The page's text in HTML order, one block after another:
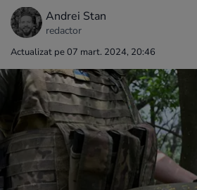
Andrei Stan
redactor
Actualizat pe 07 mart. 2024, 20:46